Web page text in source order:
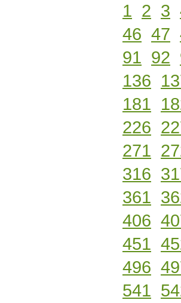
1 2 3
46 47
91 92
136
181
226
271
316
361
406
451
496
541